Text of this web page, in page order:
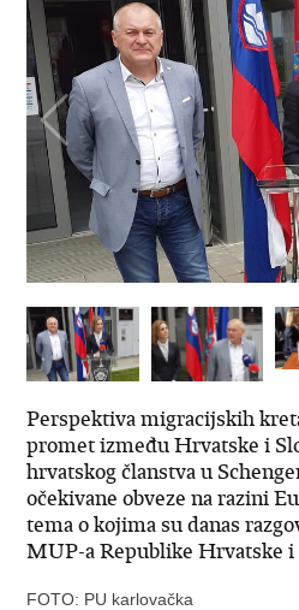
Perspektiva migracijskih
promet između Hrvatske i
hrvatskog članstva u
očekivane obveze na razini
tema o kojima su danas
MUP-a Republike Hrvatske
FOTO: PU karlovačka